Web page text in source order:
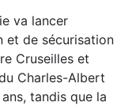
va lancer
et de sécurisation
Cruseilles et
Charles-Albert
tandis que la